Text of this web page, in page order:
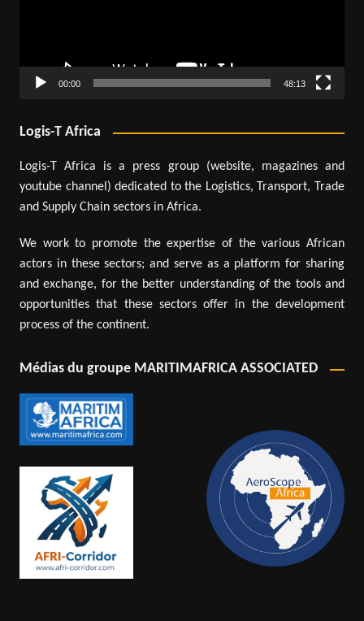
00:00 48:13
Logis-T Africa
Logis-T Africa is a press group (website, magazines and
youtube channel) dedicated to the Logistics, Transport, Trade
and Supply Chain sectors in Africa.
We work to promote the expertise of the various African
actors in these sectors; and serve as a platform for sharing
and exchange, for the better understanding of the tools and
opportunities that these sectors offer in the development
process of the continent.
Médias du groupe MARITIMAFRICA ASSOCIATED